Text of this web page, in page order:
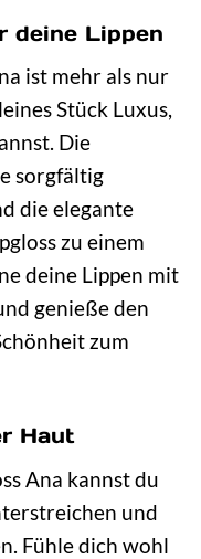
deine Lippen
ist mehr als nur
Stück Luxus,
Die
sorgfältig
die elegante
zu einem
deine Lippen mit
genieße den
zum
Haut
Ana kannst du
und
Fühle dich wohl